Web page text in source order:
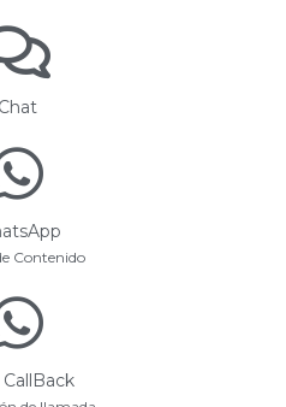
Chat
Contenido